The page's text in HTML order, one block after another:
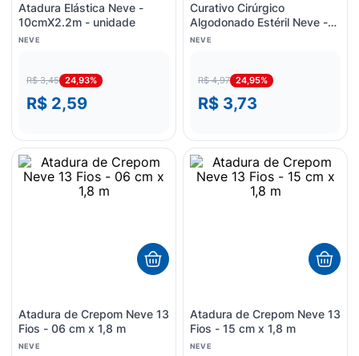
Atadura Elástica Neve -
10cmX2.2m - unidade
NEVE
R$ 3,45 24,93%
R$ 2,59
Curativo Cirúrgico
Algodonado Estéril Neve -
10x50cm - unidade
NEVE
R$ 4,97 24,95%
R$ 3,73
Atadura de Crepom Neve 13
Fios - 06 cm x 1,8 m
NEVE
Atadura de Crepom Neve 13
Fios - 15 cm x 1,8 m
NEVE